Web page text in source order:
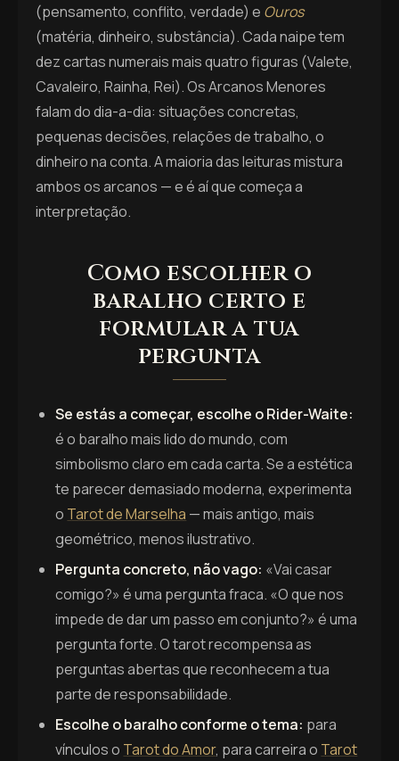
(pensamento, conflito, verdade) e Ouros
(matéria, dinheiro, substância). Cada naipe tem
dez cartas numerais mais quatro figuras (Valete,
Cavaleiro, Rainha, Rei). Os Arcanos Menores
falam do dia-a-dia: situações concretas,
pequenas decisões, relações de trabalho, o
dinheiro na conta. A maioria das leituras mistura
ambos os arcanos — e é aí que começa a
interpretação.
Como escolher o
baralho certo e
formular a tua
pergunta
Se estás a começar, escolhe o Rider-Waite:
é o baralho mais lido do mundo, com
simbolismo claro em cada carta. Se a estética
te parecer demasiado moderna, experimenta
o Tarot de Marselha — mais antigo, mais
geométrico, menos ilustrativo.
Pergunta concreto, não vago: «Vai casar
comigo?» é uma pergunta fraca. «O que nos
impede de dar um passo em conjunto?» é uma
pergunta forte. O tarot recompensa as
perguntas abertas que reconhecem a tua
parte de responsabilidade.
Escolhe o baralho conforme o tema: para
vínculos o Tarot do Amor, para carreira o Tarot